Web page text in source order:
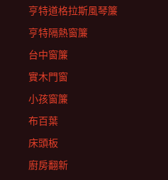
亨特道格拉斯風琴簾
亨特隔熱窗簾
台中窗簾
實木門窗
小孩窗簾
布百葉
床頭板
廚房翻新